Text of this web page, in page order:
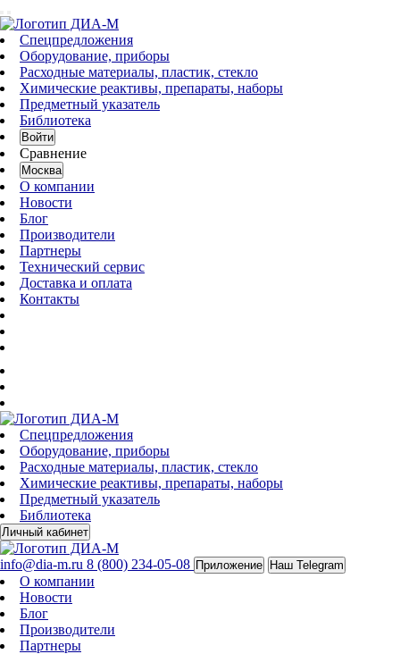
Спецпредложения
Оборудование, приборы
Расходные материалы, пластик, стекло
Химические реактивы, препараты, наборы
Предметный указатель
Библиотека
Войти
Сравнение
Москва
О компании
Новости
Блог
Производители
Партнеры
Технический сервис
Доставка и оплата
Контакты
Спецпредложения
Оборудование, приборы
Расходные материалы, пластик, стекло
Химические реактивы, препараты, наборы
Предметный указатель
Библиотека
Личный кабинет
info@dia-m.ru 8 (800) 234-05-08 Приложение Наш Telegram
О компании
Новости
Блог
Производители
Партнеры